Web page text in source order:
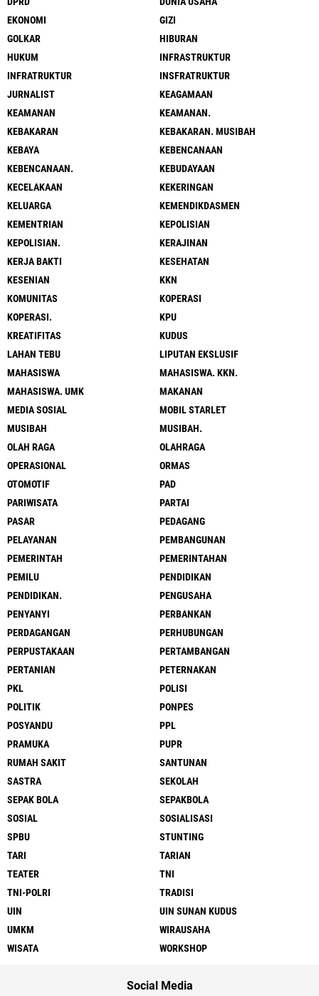
EKONOMI
GIZI
GOLKAR
HIBURAN
HUKUM
INFRASTRUKTUR
INFRATRUKTUR
INSFRATRUKTUR
JURNALIST
KEAGAMAAN
KEAMANAN
KEAMANAN.
KEBAKARAN
KEBAKARAN. MUSIBAH
KEBAYA
KEBENCANAAN
KEBENCANAAN.
KEBUDAYAAN
KECELAKAAN
KEKERINGAN
KELUARGA
KEMENDIKDASMEN
KEMENTRIAN
KEPOLISIAN
KEPOLISIAN.
KERAJINAN
KERJA BAKTI
KESEHATAN
KESENIAN
KKN
KOMUNITAS
KOPERASI
KOPERASI.
KPU
KREATIFITAS
KUDUS
LAHAN TEBU
LIPUTAN EKSLUSIF
MAHASISWA
MAHASISWA. KKN.
MAHASISWA. UMK
MAKANAN
MEDIA SOSIAL
MOBIL STARLET
MUSIBAH
MUSIBAH.
OLAH RAGA
OLAHRAGA
OPERASIONAL
ORMAS
OTOMOTIF
PAD
PARIWISATA
PARTAI
PASAR
PEDAGANG
PELAYANAN
PEMBANGUNAN
PEMERINTAH
PEMERINTAHAN
PEMILU
PENDIDIKAN
PENDIDIKAN.
PENGUSAHA
PENYANYI
PERBANKAN
PERDAGANGAN
PERHUBUNGAN
PERPUSTAKAAN
PERTAMBANGAN
PERTANIAN
PETERNAKAN
PKL
POLISI
POLITIK
PONPES
POSYANDU
PPL
PRAMUKA
PUPR
RUMAH SAKIT
SANTUNAN
SASTRA
SEKOLAH
SEPAK BOLA
SEPAKBOLA
SOSIAL
SOSIALISASI
SPBU
STUNTING
TARI
TARIAN
TEATER
TNI
TNI-POLRI
TRADISI
UIN
UIN SUNAN KUDUS
UMKM
WIRAUSAHA
WISATA
WORKSHOP
Social Media